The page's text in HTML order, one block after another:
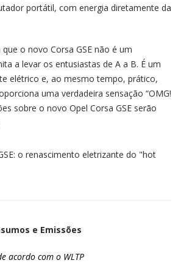
portátil, com energia diretamente da
o novo Corsa GSE não é um
a levar os entusiastas de A a B. É um
elétrico e, ao mesmo tempo, prático,
uma verdadeira sensação “OMG!
sobre o novo Opel Corsa GSE serão
e Emissões
acordo com o WLTP